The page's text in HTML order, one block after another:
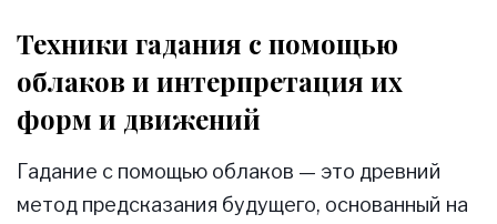
Техники гадания с помощью
облаков и интерпретация их
форм и движений
Гадание с помощью облаков — это древний
метод предсказания будущего, основанный на